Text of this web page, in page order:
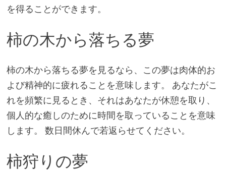
を得ることができます。
柿の木から落ちる夢
柿の木から落ちる夢を見るなら、この夢は肉体的お
よび精神的に疲れることを意味します。 あなたがこ
れを頻繁に見るとき、それはあなたが休憩を取り、
個人的な癒しのために時間を取っていることを意味
します。 数日間休んで若返らせてください。
柿狩りの夢